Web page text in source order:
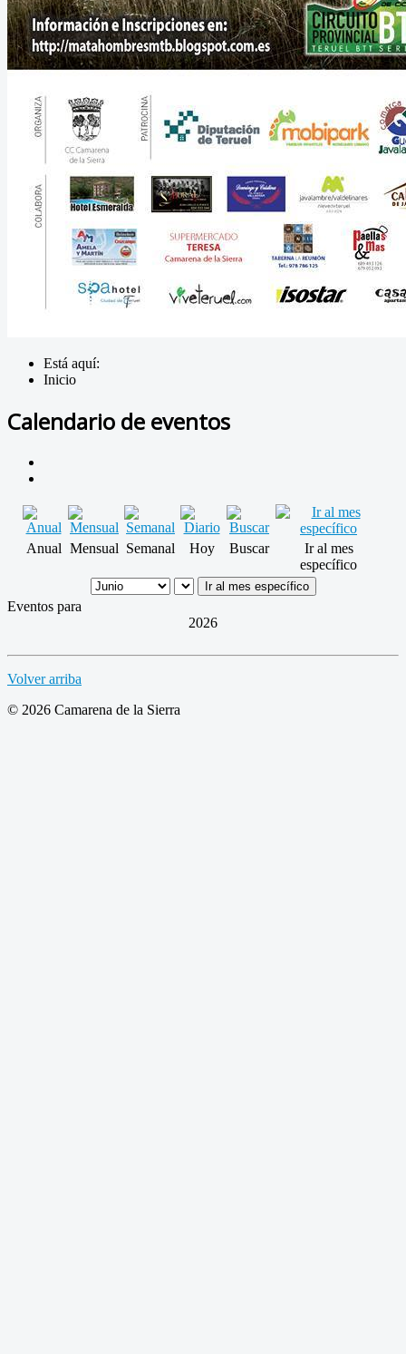
Está aquí:
Inicio
Calendario de eventos
Anual Mensual Semanal Hoy Buscar
Ir al mes
específico
Ir al mes específico
Eventos para
2026
Volver arriba
© 2026 Camarena de la Sierra